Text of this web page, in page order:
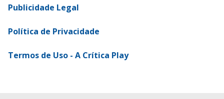
Publicidade Legal
Política de Privacidade
Termos de Uso - A Crítica Play